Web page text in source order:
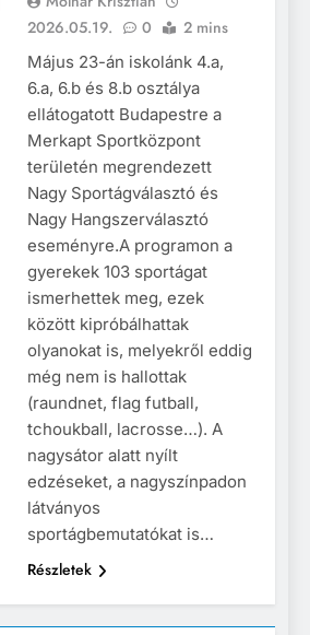
2026.05.19.
0 2 mins
Május 23-án iskolánk 4.a,
6.a, 6.b és 8.b osztálya
ellátogatott Budapestre a
Merkapt Sportközpont
területén megrendezett
Nagy Sportágválasztó és
Nagy Hangszerválasztó
eseményre.A programon a
gyerekek 103 sportágat
ismerhettek meg, ezek
között kipróbálhattak
olyanokat is, melyekről eddig
még nem is hallottak
(raundnet, flag futball,
tchoukball, lacrosse…). A
nagysátor alatt nyílt
edzéseket, a nagyszínpadon
látványos
sportágbemutatókat is…
Részletek